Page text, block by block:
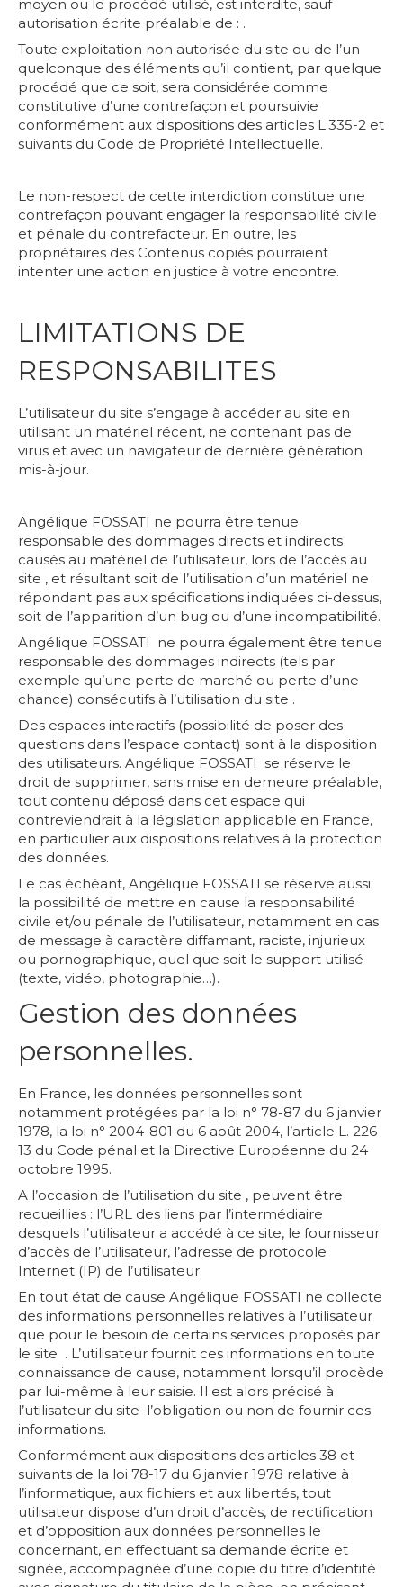
moyen ou le procédé utilisé, est interdite, sauf
autorisation écrite préalable de : .
Toute exploitation non autorisée du site ou de l’un
quelconque des éléments qu’il contient, par quelque
procédé que ce soit, sera considérée comme
constitutive d’une contrefaçon et poursuivie
conformément aux dispositions des articles L.335-2 et
suivants du Code de Propriété Intellectuelle.
Le non-respect de cette interdiction constitue une
contrefaçon pouvant engager la responsabilité civile
et pénale du contrefacteur. En outre, les
propriétaires des Contenus copiés pourraient
intenter une action en justice à votre encontre.
LIMITATIONS DE
RESPONSABILITES
L’utilisateur du site s’engage à accéder au site en
utilisant un matériel récent, ne contenant pas de
virus et avec un navigateur de dernière génération
mis-à-jour.
Angélique FOSSATI ne pourra être tenue
responsable des dommages directs et indirects
causés au matériel de l’utilisateur, lors de l’accès au
site , et résultant soit de l’utilisation d’un matériel ne
répondant pas aux spécifications indiquées ci-dessus,
soit de l’apparition d’un bug ou d’une incompatibilité.
Angélique FOSSATI ne pourra également être tenue
responsable des dommages indirects (tels par
exemple qu’une perte de marché ou perte d’une
chance) consécutifs à l’utilisation du site .
Des espaces interactifs (possibilité de poser des
questions dans l’espace contact) sont à la disposition
des utilisateurs. Angélique FOSSATI se réserve le
droit de supprimer, sans mise en demeure préalable,
tout contenu déposé dans cet espace qui
contreviendrait à la législation applicable en France,
en particulier aux dispositions relatives à la protection
des données.
Le cas échéant, Angélique FOSSATI se réserve aussi
la possibilité de mettre en cause la responsabilité
civile et/ou pénale de l’utilisateur, notamment en cas
de message à caractère diffamant, raciste, injurieux
ou pornographique, quel que soit le support utilisé
(texte, vidéo, photographie…).
Gestion des données
personnelles.
En France, les données personnelles sont
notamment protégées par la loi n° 78-87 du 6 janvier
1978, la loi n° 2004-801 du 6 août 2004, l’article L. 226-
13 du Code pénal et la Directive Européenne du 24
octobre 1995.
A l’occasion de l’utilisation du site , peuvent être
recueillies : l’URL des liens par l’intermédiaire
desquels l’utilisateur a accédé à ce site, le fournisseur
d’accès de l’utilisateur, l’adresse de protocole
Internet (IP) de l’utilisateur.
En tout état de cause Angélique FOSSATI ne collecte
des informations personnelles relatives à l’utilisateur
que pour le besoin de certains services proposés par
le site . L’utilisateur fournit ces informations en toute
connaissance de cause, notamment lorsqu’il procède
par lui-même à leur saisie. Il est alors précisé à
l’utilisateur du site l’obligation ou non de fournir ces
informations.
Conformément aux dispositions des articles 38 et
suivants de la loi 78-17 du 6 janvier 1978 relative à
l’informatique, aux fichiers et aux libertés, tout
utilisateur dispose d’un droit d’accès, de rectification
et d’opposition aux données personnelles le
concernant, en effectuant sa demande écrite et
signée, accompagnée d’une copie du titre d’identité